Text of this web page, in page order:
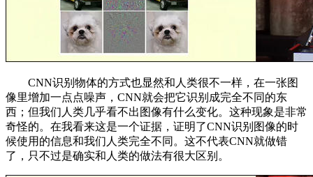
CNN识别物体的方式也显然和人类很不一样，在一张图
像里增加一点点噪声，CNN就会把它识别成完全不同的东
西；但我们人类几乎看不出图像有什么变化。这种现象是非常
奇怪的。在我看来这是一个证据，证明了CNN识别图像的时
候使用的信息和我们人类完全不同。这不代表CNN就做错
了，只不过是确实和人类的做法有很大区别。